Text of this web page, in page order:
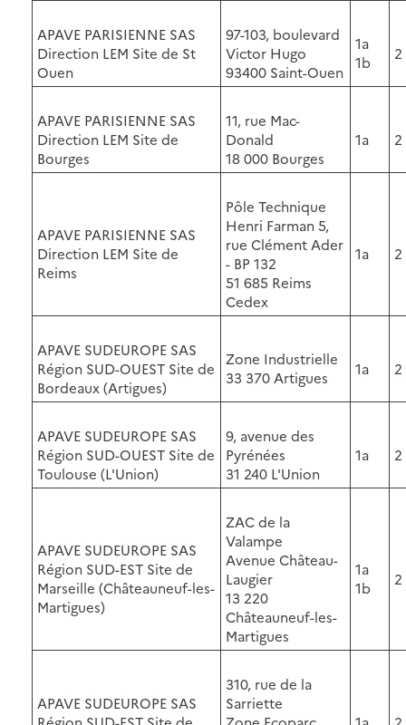
APAVE PARISIENNE SAS
Direction LEM Site de St
Ouen
97-103, boulevard
Victor Hugo
93400 Saint-Ouen
1a
1b
2
APAVE PARISIENNE SAS
Direction LEM Site de
Bourges
11, rue Mac-
Donald
18 000 Bourges
1a 2
APAVE PARISIENNE SAS
Direction LEM Site de
Reims
Pôle Technique
Henri Farman 5,
rue Clément Ader
- BP 132
51 685 Reims
Cedex
1a 2
APAVE SUDEUROPE SAS
Région SUD-OUEST Site de
Bordeaux (Artigues)
Zone Industrielle
33 370 Artigues
1a 2
APAVE SUDEUROPE SAS
Région SUD-OUEST Site de
Toulouse (L'Union)
9, avenue des
Pyrénées
31 240 L'Union
1a 2
APAVE SUDEUROPE SAS
Région SUD-EST Site de
Marseille (Châteauneuf-les-
Martigues)
ZAC de la
Valampe
Avenue Château-
Laugier
13 220
Châteauneuf-les-
Martigues
1a
1b
2
APAVE SUDEUROPE SAS
310, rue de la
Sarriette